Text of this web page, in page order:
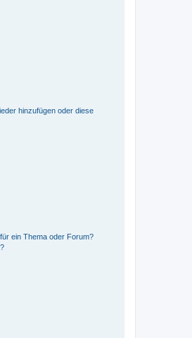
hinzufügen oder diese
ein Thema oder Forum?